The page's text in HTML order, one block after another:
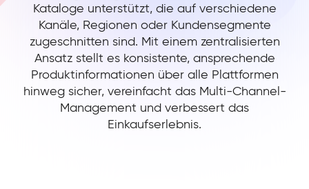
Kataloge unterstützt, die auf verschiedene
Kanäle, Regionen oder Kundensegmente
zugeschnitten sind. Mit einem zentralisierten
Ansatz stellt es konsistente, ansprechende
Produktinformationen über alle Plattformen
hinweg sicher, vereinfacht das Multi-Channel-
Management und verbessert das
Einkaufserlebnis.